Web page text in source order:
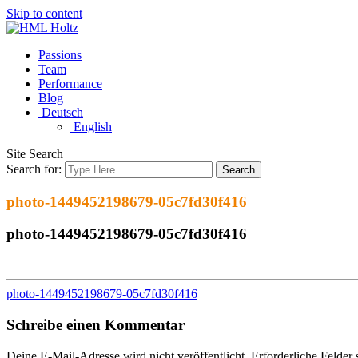
Skip to content
Passions
Team
Performance
Blog
Deutsch
English
Site Search
Search for:
Search
photo-1449452198679-05c7fd30f416
photo-1449452198679-05c7fd30f416
photo-1449452198679-05c7fd30f416
Schreibe einen Kommentar